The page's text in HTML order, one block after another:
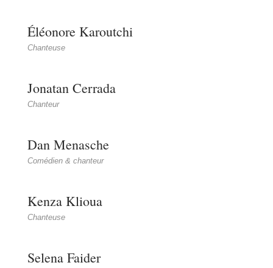
Éléonore Karoutchi
Chanteuse
Jonatan Cerrada
Chanteur
Dan Menasche
Comédien & chanteur
Kenza Klioua
Chanteuse
Selena Faider